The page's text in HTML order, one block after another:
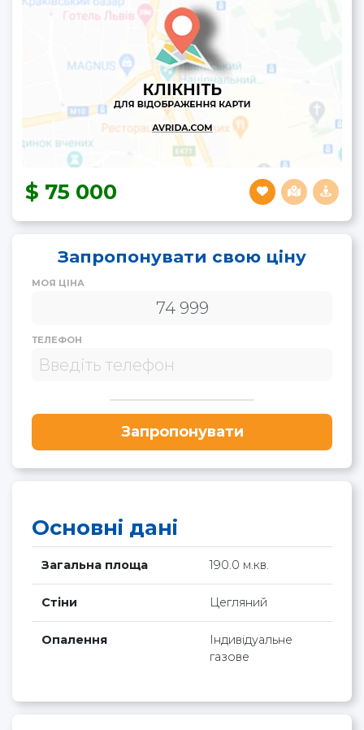
75 000
Запропонувати свою ціну
МОЯ ЦІНА
ТЕЛЕФОН
Запропонувати
Основні дані
Загальна площа 190.0 м.кв.
Стіни Цегляний
Опалення
Індивідуальне
газове